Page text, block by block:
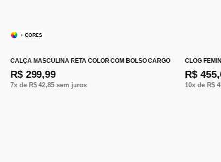
+ CORES
CALÇA MASCULINA RETA COLOR COM BOLSO CARGO
R$ 299,99
7x de R$ 42,85sem juros
CLOG
R$
10x de R$